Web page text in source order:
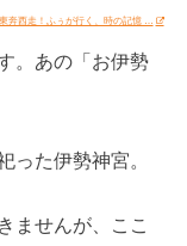
奔西走！ふぅが行く、時の記憶 …
。あの「お伊勢
った伊勢神宮。
ませんが、ここ